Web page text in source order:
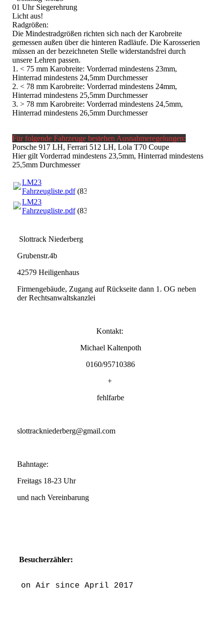
01 Uhr Siegerehrung
Licht aus!
Radgrößen:
Die Mindestradgrößen richten sich nach der Karobreite
gemessen außen über die hinteren Radläufe. Die Karosserien
müssen an der bezeichneten Stelle widerstandsfrei durch
unsere Lehren passen.
1. < 75 mm Karobreite: Vorderrad mindestens 23mm,
Hinterrad mindestens 24,5mm Durchmesser
2. < 78 mm Karobreite: Vorderrad mindestens 24mm,
Hinterrad mindestens 25,5mm Durchmesser
3. > 78 mm Karobreite: Vorderrad mindestens 24,5mm,
Hinterrad mindestens 26,5mm Durchmesser
Für folgende Fahrzeuge bestehen Ausnahmeregelungen:
Porsche 917 LH, Ferrari 512 LH, Lola T70 Coupe
Hier gilt Vorderrad mindestens 23,5mm, Hinterrad mindestens
25,5mm Durchmesser
LM23
Fahrzeugliste.pdf(83.61KB)
LM23
Fahrzeugliste.pdf(83.61KB)
Slottrack Niederberg
Grubenstr.4b
42579 Heiligenhaus
Firmengebäude, Zugang auf Rückseite dann 1. OG neben
der Rechtsanwaltskanzlei
Kontakt:
Michael Kaltenpoth
0160/95710386
+
fehlfarbe
slottrackniederberg@gmail.com
Bahntage:
Freitags 18-23 Uhr
und nach Vereinbarung
Besucherzähler:
on Air since April 2017